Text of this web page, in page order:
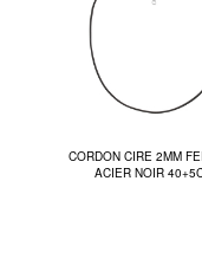
CORDON CIRE 2MM
ACIER NOIR